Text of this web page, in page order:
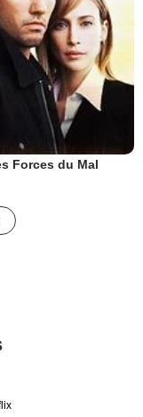
Forces du Mal